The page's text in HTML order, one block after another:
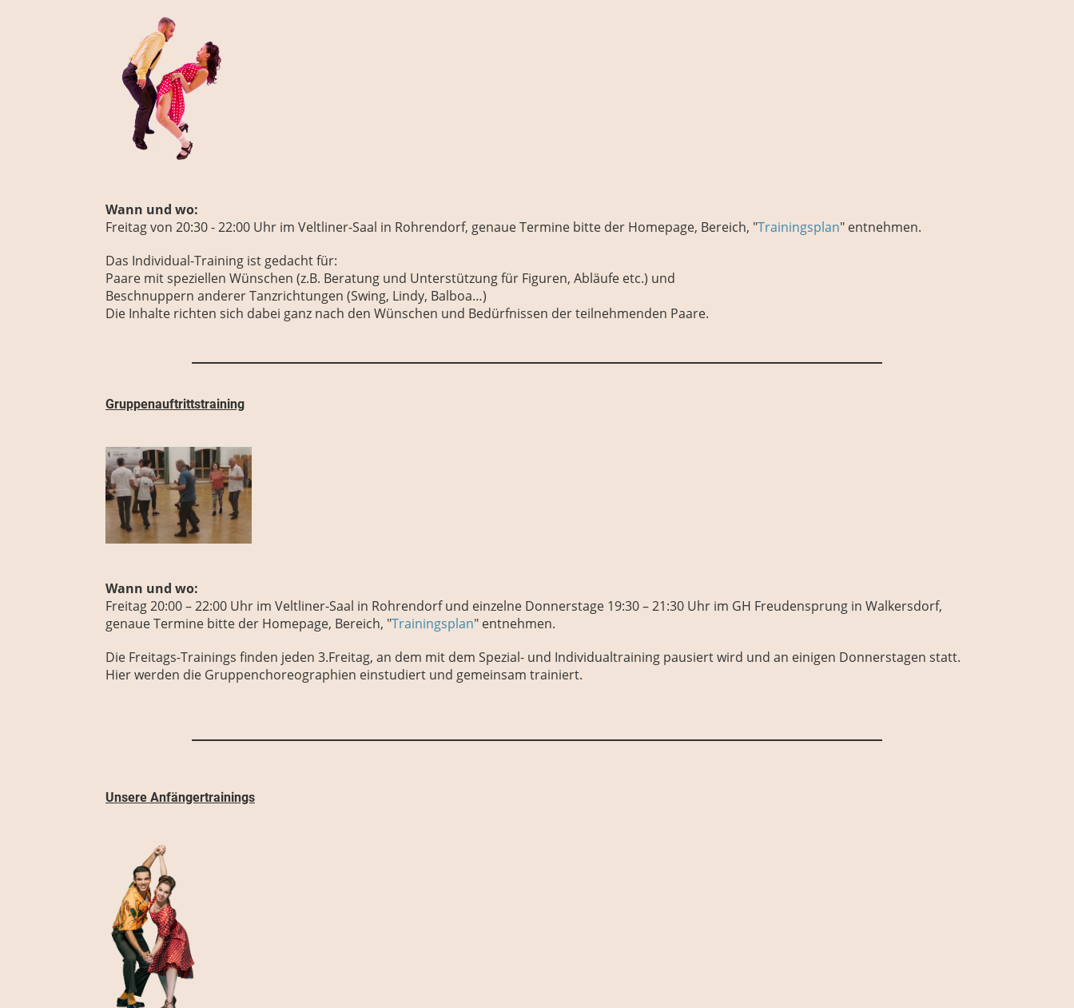
Wann und wo:
Freitagvon 20:30 - 22:00 Uhr im Veltliner-Saal in Rohrendorf, genaue Termine bitte der Homepage, Bereich, "Trainingsplan" entnehmen.
Das Individual-Training ist gedacht für:
Paare mit speziellen Wünschen (z.B. Beratung und Unterstützung für Figuren, Abläufe etc.) und
Beschnuppern anderer Tanzrichtungen (Swing, Lindy, Balboa…)
Die Inhalte richten sich dabei ganz nach den Wünschen und Bedürfnissen der teilnehmenden Paare.
Gruppenauftrittstraining
Wann und wo:
Freitag20:00 – 22:00 Uhr im Veltliner-Saal in Rohrendorfund einzelne Donnerstage 19:30 – 21:30 Uhr im GH Freudensprung in Walkersdorf,
genaue Termine bitte der Homepage, Bereich, "Trainingsplan" entnehmen.
Die Freitags-Trainings finden jeden 3.Freitag, an dem mit dem Spezial- und Individualtraining pausiert wird und an einigen Donnerstagen statt.
Hier werden die Gruppenchoreographien einstudiert und gemeinsam trainiert.
Unsere Anfängertrainings